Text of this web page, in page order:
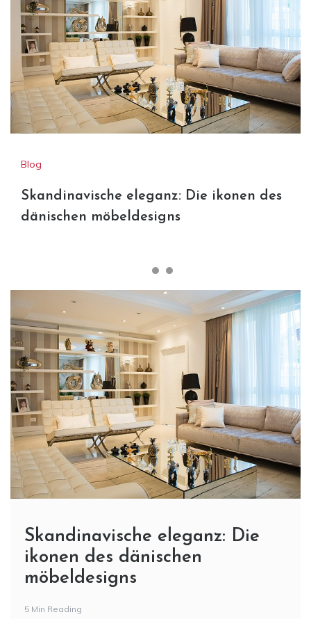
Blog
Skandinavische eleganz: Die ikonen des
dänischen möbeldesigns
Skandinavische eleganz: Die
ikonen des dänischen
möbeldesigns
5 Min Reading